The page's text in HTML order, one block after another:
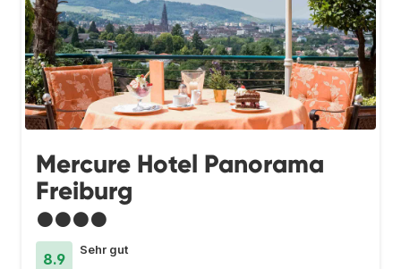
Mercure Hotel Panorama
Freiburg
●●●●
8.9
Sehr gut